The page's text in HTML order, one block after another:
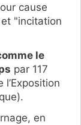
cause
"incitation
le
par 117
en